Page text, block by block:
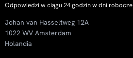
Odpowiedzi w ciągu 24 godzin w dni robocze
Johan van Hasseltweg 12A
1022 WV Amsterdam
Holandia